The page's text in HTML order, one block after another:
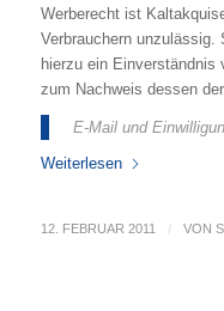
Werberecht ist
Verbrauchern unzulässig.
hierzu ein Einverständnis
zum Nachweis dessen
E-Mail und
Weiterlesen
12. FEBRUAR 2011 / VON